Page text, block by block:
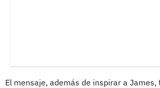
El mensaje, además de inspirar a James,